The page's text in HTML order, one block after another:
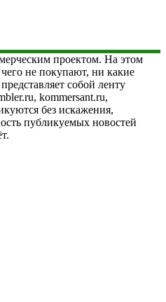
проектом. На этом
не покупают, ни какие
собой ленту
kommersant.ru,
без искажения,
публикуемых новостей